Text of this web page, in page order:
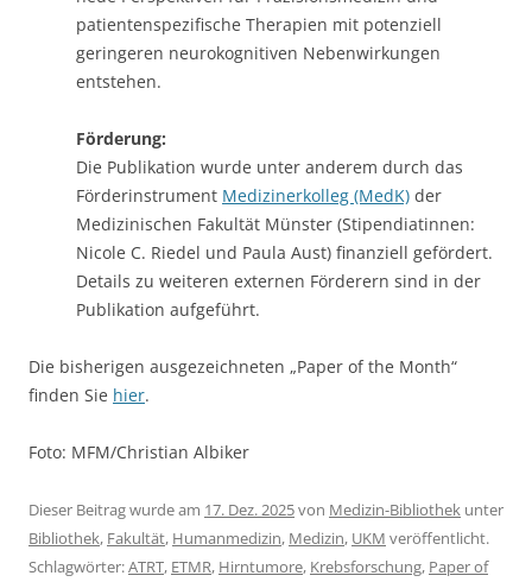
patientenspezifische Therapien mit potenziell
geringeren neurokognitiven Nebenwirkungen
entstehen.
Förderung:
Die Publikation wurde unter anderem durch das
Förderinstrument Medizinerkolleg (MedK) der
Medizinischen Fakultät Münster (Stipendiatinnen:
Nicole C. Riedel und Paula Aust) finanziell gefördert.
Details zu weiteren externen Förderern sind in der
Publikation aufgeführt.
Die bisherigen ausgezeichneten „Paper of the Month“
finden Sie hier.
Foto: MFM/Christian Albiker
Dieser Beitrag wurde am 17. Dez. 2025von Medizin-Bibliothek unter
Bibliothek, Fakultät, Humanmedizin, Medizin, UKM veröffentlicht.
Schlagwörter:ATRT, ETMR, Hirntumore, Krebsforschung, Paper of